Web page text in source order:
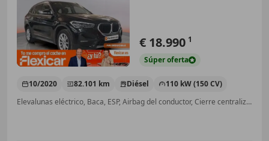
€ 18.990 1
Súperoferta
10/2020 82.101 km Diésel
110 kW (150 CV)
Elevalunas eléctrico, Baca, ESP, Airbag del conductor, Cierre centralizado, Volante multifunción